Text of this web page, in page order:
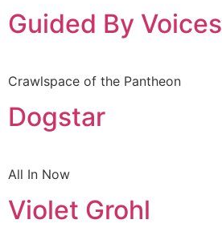
Guided By Voices
Crawlspace of the Pantheon
Dogstar
All In Now
Violet Grohl